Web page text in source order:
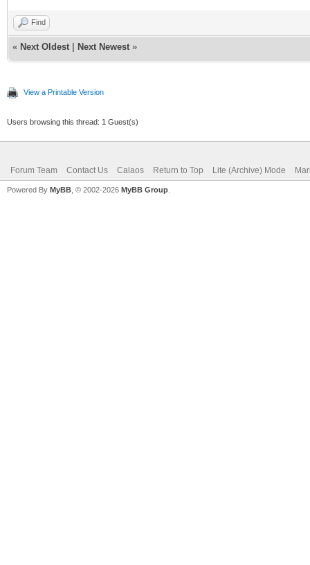
Find
« Next Oldest Next Newest »
View a Printable Version
Users browsing this thread: 1 Guest(s)
Forum Team Contact Us Calaos Return to Top Lite (Archive) Mode
Powered By MyBB , © 2002-2026 MyBB Group